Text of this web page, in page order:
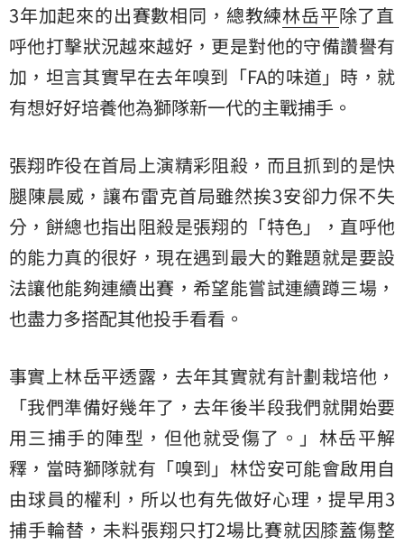
3年加起來的出賽數相同，總教練林岳平除了直
呼他打擊狀況越來越好，更是對他的守備讚譽有
加，坦言其實早在去年嗅到「FA的味道」時，就
有想好好培養他為獅隊新一代的主戰捕手。
張翔昨役在首局上演精彩阻殺，而且抓到的是快
腿陳晨威，讓布雷克首局雖然挨3安卻力保不失
分，餅總也指出阻殺是張翔的「特色」，直呼他
的能力真的很好，現在遇到最大的難題就是要設
法讓他能夠連續出賽，希望能嘗試連續蹲三場，
也盡力多搭配其他投手看看。
事實上林岳平透露，去年其實就有計劃栽培他，
「我們準備好幾年了，去年後半段我們就開始要
用三捕手的陣型，但他就受傷了。」林岳平解
釋，當時獅隊就有「嗅到」林岱安可能會啟用自
由球員的權利，所以也有先做好心理，提早用3
捕手輪替，未料張翔只打2場比賽就因膝蓋傷整